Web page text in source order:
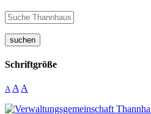
suchen
Schriftgröße
A A A